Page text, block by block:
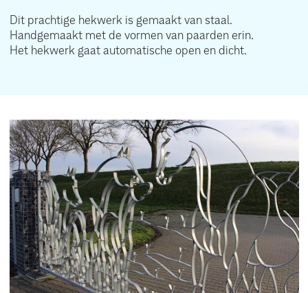
Dit prachtige hekwerk is gemaakt van staal.
Handgemaakt met de vormen van paarden erin.
Het hekwerk gaat automatische open en dicht.